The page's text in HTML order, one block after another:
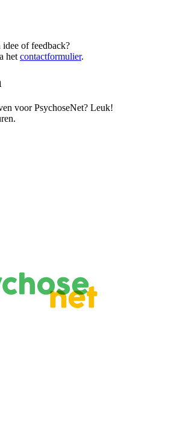
idee of feedback?
het contactformulier.
voor PsychoseNet? Leuk!